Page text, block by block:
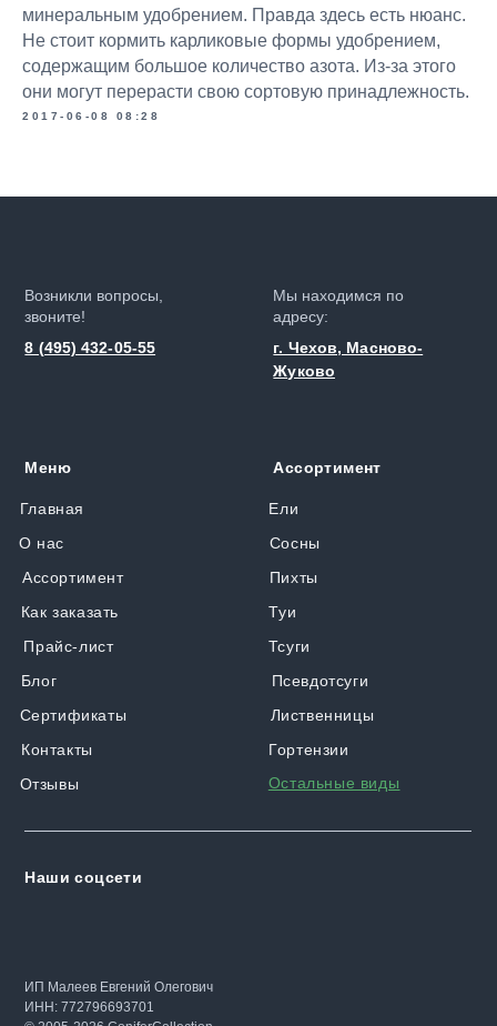
минеральным удобрением. Правда здесь есть нюанс.
Не стоит кормить карликовые формы удобрением,
содержащим большое количество азота. Из-за этого
они могут перерасти свою сортовую принадлежность.
2017-06-08 08:28
Возникли вопросы,
звоните!
8 (495) 432-05-55
Мы находимся по
адресу:
г. Чехов, Масново-
Жуково
Главная
Меню
О нас
Ассортимент
Как заказать
Прайс-лист
Отзывы
Контакты
Ели
Ассортимент
Сосны
Пихты
Туи
Тсуги
Псевдотсуги
Лиственницы
Гортензии
Наши соцсети
ИП Малеев Евгений Олегович
ИНН: 772796693701
Остальные виды
Блог
Сертификаты